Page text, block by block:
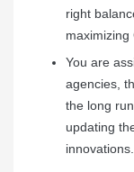
right
maximizing
You are
agencies,
the long
updating
innovations.